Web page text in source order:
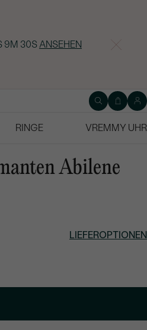
9M 29SANSEHEN
RINGE
VREMMY UHR
Abilene
LIEFEROPTIONEN